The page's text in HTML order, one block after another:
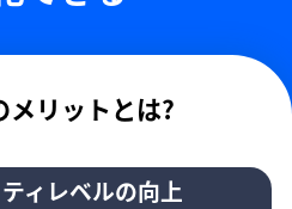
メリットとは?
ィレベルの向上